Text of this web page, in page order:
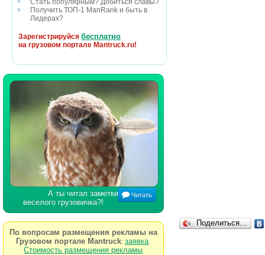
Стать популярным? Добиться славы?
Получить ТОП-1 ManRank и быть в
Лидерах?
Зарегистрируйся бесплатно
на грузовом портале Mantruck.ru!
А ты читал заметки
веселого грузовичка?!
Читать
По вопросам размещения рекламы на
Грузовом портале Mantruck:заявка
Стоимость размещения рекламы
Поделиться…